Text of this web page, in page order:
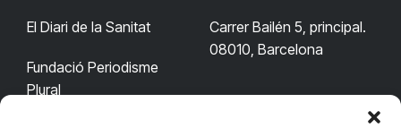
El Diari de la Sanitat
Fundació Periodisme
Plural
Carrer Bailén 5, principal.
08010, Barcelona